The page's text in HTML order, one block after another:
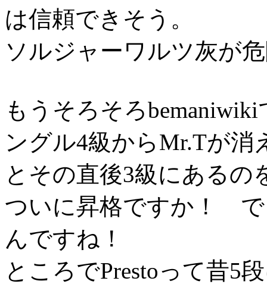
は信頼できそう。
ソルジャーワルツ灰が
もうそろそろ
ングル4級からMr.Tが消
とその直後3級にあるの
ついに昇格ですか！
んですね！
ところでPrestoって昔5